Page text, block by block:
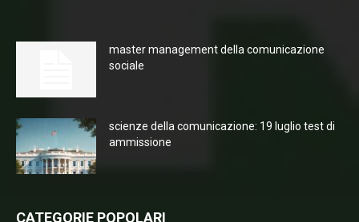
master management della comunicazione
sociale
scienze della comunicazione: 19 luglio test di
ammissione
CATEGORIE POPOLARI